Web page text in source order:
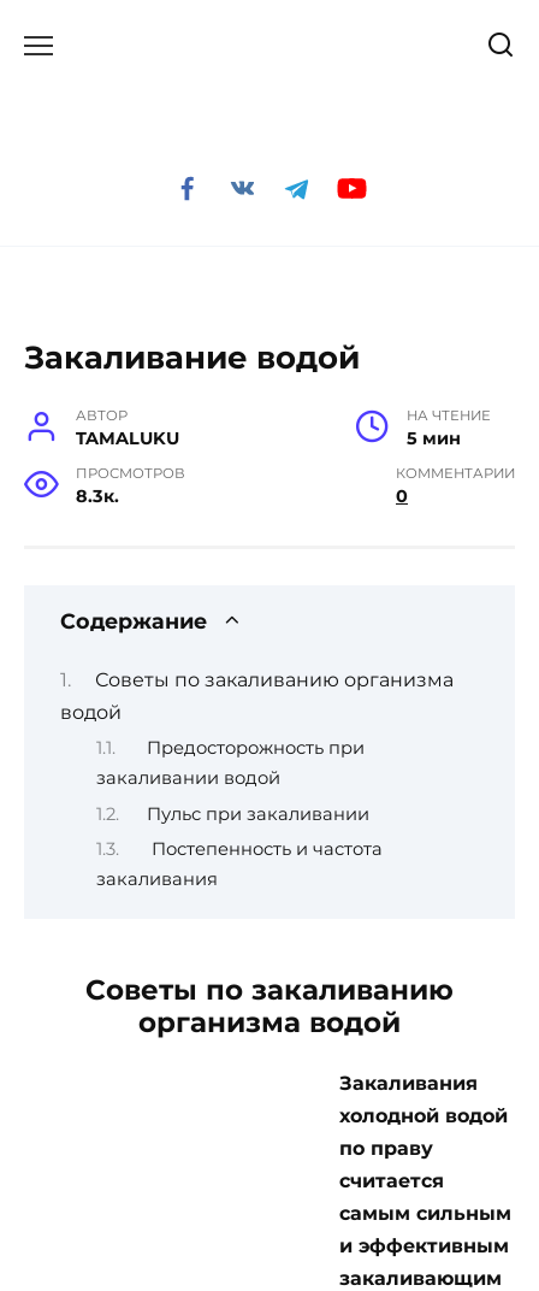
Закаливание водой
АВТОР
TAMALUKU
НА ЧТЕНИЕ
5 мин
ПРОСМОТРОВ
8.3к.
КОММЕНТАРИИ
0
Содержание
Советы по закаливанию организма
водой
Предосторожность при
закаливании водой
Пульс при закаливании
Постепенность и частота
закаливания
Советы по закаливанию
организма водой
Закаливания
холодной водой
по праву
считается
самым сильным
и эффективным
закаливающим